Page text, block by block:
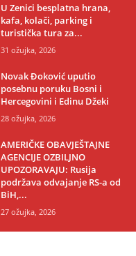
U Zenici besplatna hrana,
kafa, kolači, parking i
turistička tura za...
31 ožujka, 2026
Novak Đoković uputio
posebnu poruku Bosni i
Hercegovini i Edinu Džeki
28 ožujka, 2026
AMERIČKE OBAVJEŠTAJNE
AGENCIJE OZBILJNO
UPOZORAVAJU: Rusija
podržava odvajanje RS-a od
BiH,...
27 ožujka, 2026